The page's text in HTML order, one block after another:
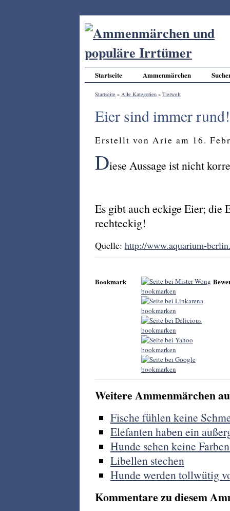
Startseite Ammenmärchen
Startseite » Alle Kategorien » Tierwelt
Eier sind immer rund!
Erstellt von Arie am 16.
Diese Aussage ist nicht
Es gibt auch eckige Eier; die
rechteckig!
Quelle: http://www.aquarium-
Bookmark
Weitere Ammenmärchen
Fische fühlen keine
Elefanten haben ein
Hunde sehen keine
Libellen stechen
Hunde werden tollwütig
Kommentare zu diesem